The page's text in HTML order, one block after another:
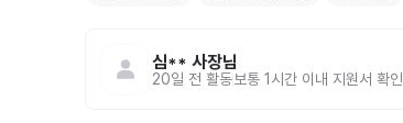
심** 사장님
20일 전 활동보통 1시간 이내 지원서 확인